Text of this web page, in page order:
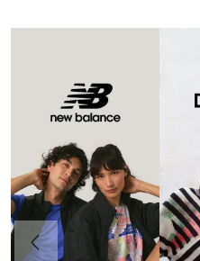
Vorherige